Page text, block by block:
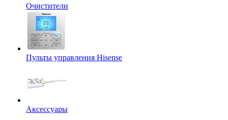
Очистители
Пульты управления Hisense
Аксессуары